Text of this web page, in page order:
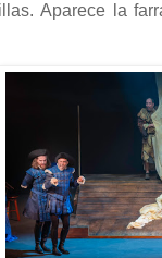
Aparece la